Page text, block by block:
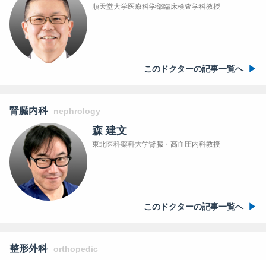
順天堂大学医療科学部臨床検査学科教授
このドクターの記事一覧へ
腎臓内科 nephrology
森 建文
東北医科薬科大学腎臓・高血圧内科教授
このドクターの記事一覧へ
整形外科 orthopedic